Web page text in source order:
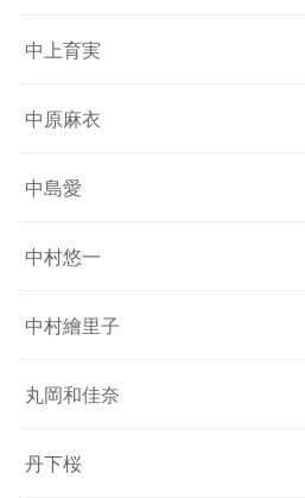
中上育実
中原麻衣
中島愛
中村悠一
中村繪里子
丸岡和佳奈
丹下桜